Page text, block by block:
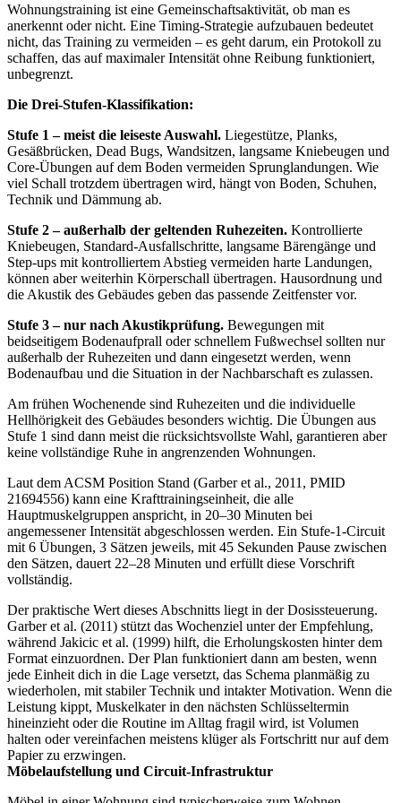
Wohnungstraining ist eine Gemeinschaftsaktivität, ob man es
anerkennt oder nicht. Eine Timing-Strategie aufzubauen bedeutet
nicht, das Training zu vermeiden – es geht darum, ein Protokoll zu
schaffen, das auf maximaler Intensität ohne Reibung funktioniert,
unbegrenzt.
Die Drei-Stufen-Klassifikation:
Stufe 1 – meist die leiseste Auswahl. Liegestütze, Planks,
Gesäßbrücken, Dead Bugs, Wandsitzen, langsame Kniebeugen und
Core-Übungen auf dem Boden vermeiden Sprunglandungen. Wie
viel Schall trotzdem übertragen wird, hängt von Boden, Schuhen,
Technik und Dämmung ab.
Stufe 2 – außerhalb der geltenden Ruhezeiten. Kontrollierte
Kniebeugen, Standard-Ausfallschritte, langsame Bärengänge und
Step-ups mit kontrolliertem Abstieg vermeiden harte Landungen,
können aber weiterhin Körperschall übertragen. Hausordnung und
die Akustik des Gebäudes geben das passende Zeitfenster vor.
Stufe 3 – nur nach Akustikprüfung. Bewegungen mit
beidseitigem Bodenaufprall oder schnellem Fußwechsel sollten nur
außerhalb der Ruhezeiten und dann eingesetzt werden, wenn
Bodenaufbau und die Situation in der Nachbarschaft es zulassen.
Am frühen Wochenende sind Ruhezeiten und die individuelle
Hellhörigkeit des Gebäudes besonders wichtig. Die Übungen aus
Stufe 1 sind dann meist die rücksichtsvollste Wahl, garantieren aber
keine vollständige Ruhe in angrenzenden Wohnungen.
Laut dem ACSM Position Stand (Garber et al., 2011, PMID
21694556) kann eine Krafttrainingseinheit, die alle
Hauptmuskelgruppen anspricht, in 20–30 Minuten bei
angemessener Intensität abgeschlossen werden. Ein Stufe-1-Circuit
mit 6 Übungen, 3 Sätzen jeweils, mit 45 Sekunden Pause zwischen
den Sätzen, dauert 22–28 Minuten und erfüllt diese Vorschrift
vollständig.
Der praktische Wert dieses Abschnitts liegt in der Dosissteuerung.
Garber et al. (2011) stützt das Wochenziel unter der Empfehlung,
während Jakicic et al. (1999) hilft, die Erholungskosten hinter dem
Format einzuordnen. Der Plan funktioniert dann am besten, wenn
jede Einheit dich in die Lage versetzt, das Schema planmäßig zu
wiederholen, mit stabiler Technik und intakter Motivation. Wenn die
Leistung kippt, Muskelkater in den nächsten Schlüsseltermin
hineinzieht oder die Routine im Alltag fragil wird, ist Volumen
halten oder vereinfachen meistens klüger als Fortschritt nur auf dem
Papier zu erzwingen.
Möbelaufstellung und Circuit-Infrastruktur